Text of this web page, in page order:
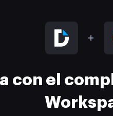
con el